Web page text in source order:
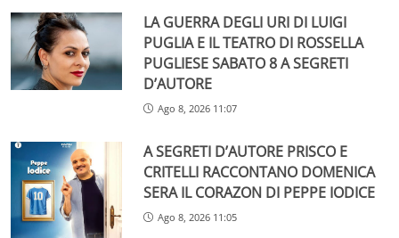
LA GUERRA DEGLI URI DI LUIGI
PUGLIA E IL TEATRO DI ROSSELLA
PUGLIESE SABATO 8 A SEGRETI
D’AUTORE
Ago 8, 2026 11:07
A SEGRETI D’AUTORE PRISCO E
CRITELLI RACCONTANO DOMENICA
SERA IL CORAZON DI PEPPE IODICE
Ago 8, 2026 11:05